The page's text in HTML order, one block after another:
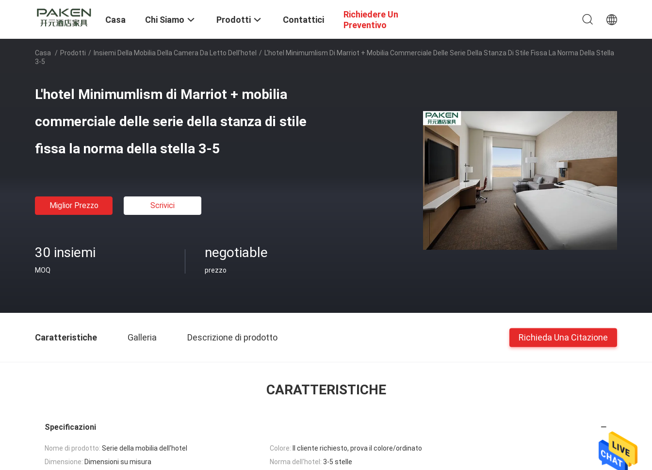
Casa Chi Siamo Prodotti Contattici
Richiedere Un
Preventivo
Casa / Prodotti / Insiemi Della Mobilia Della Camera Da Letto Dell'hotel /
L'hotel Minimumlism Di Marriot + Mobilia Commerciale Delle Serie Della Stanza Di Stile Fissa La Norma Della Stella
3-5
L'hotel Minimumlism di Marriot + mobilia
commerciale delle serie della stanza di stile
fissa la norma della stella 3-5
Miglior Prezzo Scrivici
30 insiemi
MOQ
negotiable
prezzo
Caratteristiche Galleria Descrizione di prodotto Richieda Una Citazione
CARATTERISTICHE
Specificazioni
Nome di prodotto: Serie della mobilia dell'hotel Colore:
Il cliente richiesto, prova il colore/ordinato
Dimensione: Dimensioni su misura Norma dell'hotel: 3-5 stelle